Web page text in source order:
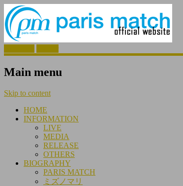
Main menu
Skip to content
HOME
INFORMATION
LIVE
MEDIA
RELEASE
OTHERS
BIOGRAPHY
PARIS MATCH
ミズノマリ